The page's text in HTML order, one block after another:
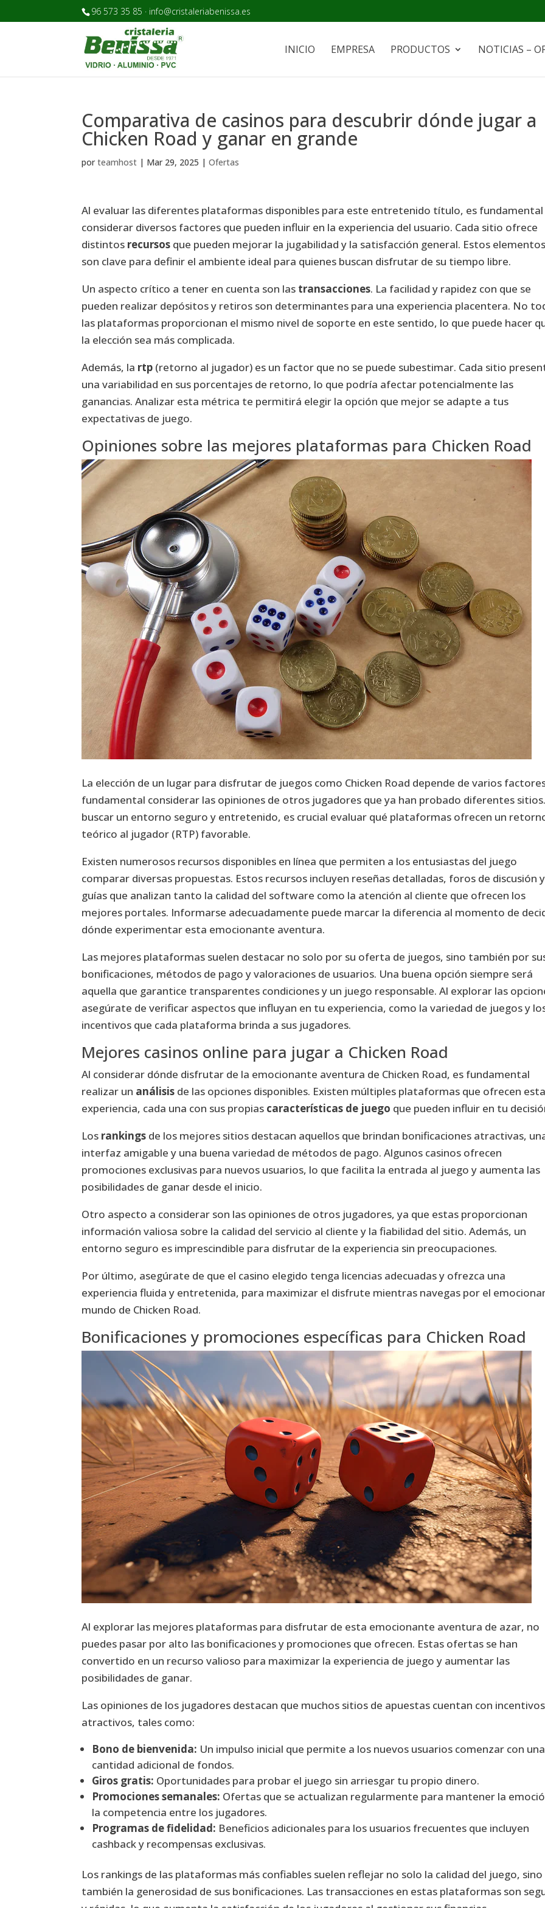
96 573 35 85 · info@cristaleriabenissa.es
INICIO EMPRESA PRODUCTOS NOTICIAS –
Comparativa de casinos para descubrir dónde jugar a
Chicken Road y ganar en grande
porteamhost | Mar 29, 2025 |Ofertas
Al evaluar las diferentes plataformas disponibles para este entretenido título, es fundamental
considerar diversos factores que pueden influir en la experiencia del usuario. Cada sitio ofrece
distintos recursos que pueden mejorar la jugabilidad y la satisfacción general. Estos elementos
son clave para definir el ambiente ideal para quienes buscan disfrutar de su tiempo libre.
Un aspecto crítico a tener en cuenta son las transacciones. La facilidad y rapidez con que se
pueden realizar depósitos y retiros son determinantes para una experiencia placentera. No
las plataformas proporcionan el mismo nivel de soporte en este sentido, lo que puede hacer
la elección sea más complicada.
Además, la rtp (retorno al jugador) es un factor que no se puede subestimar. Cada sitio
una variabilidad en sus porcentajes de retorno, lo que podría afectar potencialmente las
ganancias. Analizar esta métrica te permitirá elegir la opción que mejor se adapte a tus
expectativas de juego.
Opiniones sobre las mejores plataformas para Chicken Road
La elección de un lugar para disfrutar de juegos como Chicken Road depende de varios
fundamental considerar las opiniones de otros jugadores que ya han probado diferentes
buscar un entorno seguro y entretenido, es crucial evaluar qué plataformas ofrecen un
teórico al jugador (RTP) favorable.
Existen numerosos recursos disponibles en línea que permiten a los entusiastas del juego
comparar diversas propuestas. Estos recursos incluyen reseñas detalladas, foros de discusión y
guías que analizan tanto la calidad del software como la atención al cliente que ofrecen los
mejores portales. Informarse adecuadamente puede marcar la diferencia al momento de
dónde experimentar esta emocionante aventura.
Las mejores plataformas suelen destacar no solo por su oferta de juegos, sino también por
bonificaciones, métodos de pago y valoraciones de usuarios. Una buena opción siempre será
aquella que garantice transparentes condiciones y un juego responsable. Al explorar las
asegúrate de verificar aspectos que influyan en tu experiencia, como la variedad de juegos y
incentivos que cada plataforma brinda a sus jugadores.
Mejores casinos online para jugar a Chicken Road
Al considerar dónde disfrutar de la emocionante aventura de Chicken Road, es fundamental
realizar un análisis de las opciones disponibles. Existen múltiples plataformas que ofrecen esta
experiencia, cada una con sus propias características de juego que pueden influir en tu
Los rankings de los mejores sitios destacan aquellos que brindan bonificaciones atractivas,
interfaz amigable y una buena variedad de métodos de pago. Algunos casinos ofrecen
promociones exclusivas para nuevos usuarios, lo que facilita la entrada al juego y aumenta las
posibilidades de ganar desde el inicio.
Otro aspecto a considerar son las opiniones de otros jugadores, ya que estas proporcionan
información valiosa sobre la calidad del servicio al cliente y la fiabilidad del sitio. Además, un
entorno seguro es imprescindible para disfrutar de la experiencia sin preocupaciones.
Por último, asegúrate de que el casino elegido tenga licencias adecuadas y ofrezca una
experiencia fluida y entretenida, para maximizar el disfrute mientras navegas por el
mundo de Chicken Road.
Bonificaciones y promociones específicas para Chicken Road
Al explorar las mejores plataformas para disfrutar de esta emocionante aventura de azar, no
puedes pasar por alto las bonificaciones y promociones que ofrecen. Estas ofertas se han
convertido en un recurso valioso para maximizar la experiencia de juego y aumentar las
posibilidades de ganar.
Las opiniones de los jugadores destacan que muchos sitios de apuestas cuentan con incentivos
atractivos, tales como:
Bono de bienvenida: Un impulso inicial que permite a los nuevos usuarios comenzar con una
cantidad adicional de fondos.
Giros gratis: Oportunidades para probar el juego sin arriesgar tu propio dinero.
Promociones semanales: Ofertas que se actualizan regularmente para mantener la
la competencia entre los jugadores.
Programas de fidelidad: Beneficios adicionales para los usuarios frecuentes que incluyen
cashback y recompensas exclusivas.
Los rankings de las plataformas más confiables suelen reflejar no solo la calidad del juego, sino
también la generosidad de sus bonificaciones. Las transacciones en estas plataformas son